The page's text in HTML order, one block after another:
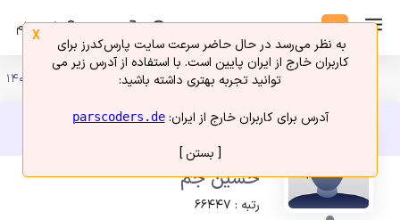
ورود ثبت نام
حسین جم
رتبه : 66447
X
به نظر می‌رسد در حال حاضر سرعت سایت پارس‌کدرز برای
کاربران خارج از ایران پایین است. با استفاده از آدرس زیر می
توانید تجربه بهتری داشته باشید:
آدرس برای کاربران خارج از ایران:parscoders.de
[ بستن ]